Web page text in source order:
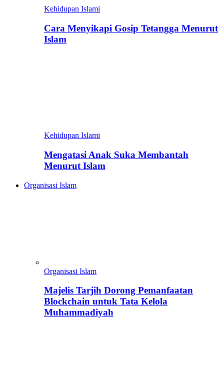
Kehidupan Islami
Cara Menyikapi Gosip Tetangga Menurut
Islam
Kehidupan Islami
Mengatasi Anak Suka Membantah
Menurut Islam
Organisasi Islam
Organisasi Islam
Majelis Tarjih Dorong Pemanfaatan
Blockchain untuk Tata Kelola
Muhammadiyah